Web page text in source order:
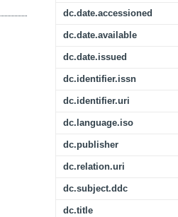
dc.date.accessioned
dc.date.available
dc.date.issued
dc.identifier.issn
dc.identifier.uri
dc.language.iso
dc.publisher
dc.relation.uri
dc.subject.ddc
dc.title